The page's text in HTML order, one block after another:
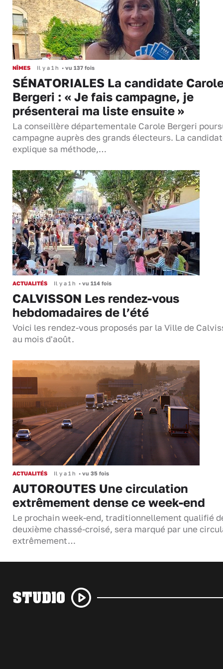
NÎMES Il y a 1 h • vu 137 fois
SÉNATORIALES La candidate
Bergeri : « Je fais campagne, je
présenterai ma liste ensuite »
La conseillère départementale Carole Bergeri
campagne auprès des grands électeurs. La
explique sa méthode,…
ACTUALITÉS Il y a 1 h • vu 114 fois
CALVISSON Les rendez-vous
hebdomadaires de l’été
Voici les rendez-vous proposés par la Ville de
au mois d'août.
ACTUALITÉS Il y a 1 h • vu 35 fois
AUTOROUTES Une circulation
extrêmement dense ce week-end
Le prochain week-end, traditionnellement qualifié
deuxième chassé-croisé, sera marqué par une
extrêmement…
STUDIO